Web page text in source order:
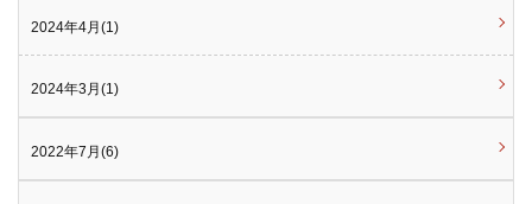
2024年4月(1)
2024年3月(1)
2022年7月(6)